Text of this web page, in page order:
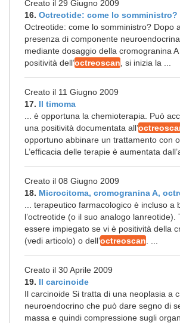
Creato il 29 Giugno 2009
16. Octreotide: come lo somministro?
Octreotide: come lo somministro? Dopo
presenza di componente
mediante dosaggio della cromogranina
positività dell’octreoscan , si inizia la ...
Creato il 11 Giugno 2009
17. Il timoma
... è opportuna la chemioterapia. Può
una positività documentata all’
opportuno abbinare un trattamento con
L’efficacia delle terapie è aumentata
Creato il 08 Giugno 2009
18. Microcitoma, cromogranina A,
... terapeutico farmacologico è incluso a
l’octreotide (o il suo analogo lanreotide).
essere impiegato se vi è positività della
(vedi articolo) o dell’octreoscan
Creato il 30 Aprile 2009
19. Il carcinoide
Il carcinoide Si tratta di una neoplasia a
neuroendocrino che può dare segno di
massa e quindi compressione sugli